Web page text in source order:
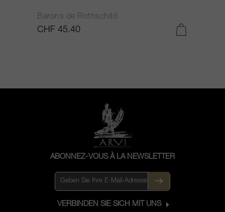
Barons de Rothschild
CHF 45.40
ABONNEZ-VOUS À LA NEWSLETTER
VERBINDEN SIE SICH MIT UNS